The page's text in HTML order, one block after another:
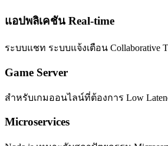
แอปพลิเคชัน Real-time
ระบบแชท ระบบแจ้งเตือน
Game Server
สำหรับเกมออนไลน์ที่ต้องการ Low
Microservices